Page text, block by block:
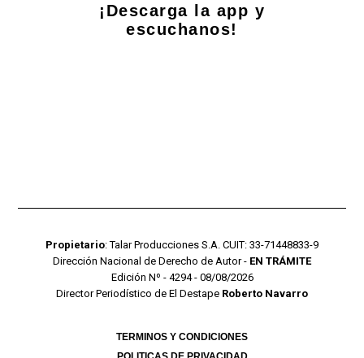
¡Descarga la app y
escuchanos!
Propietario: Talar Producciones S.A. CUIT: 33-71448833-9
Dirección Nacional de Derecho de Autor - EN TRÁMITE
Edición Nº - 4294 - 08/08/2026
Director Periodístico de El Destape Roberto Navarro
TERMINOS Y CONDICIONES